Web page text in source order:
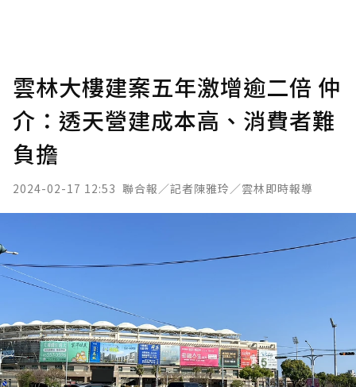
雲林大樓建案五年激增逾二倍 仲
介：透天營建成本高、消費者難
負擔
2024-02-17 12:53 聯合報／記者陳雅玲／雲林即時報導